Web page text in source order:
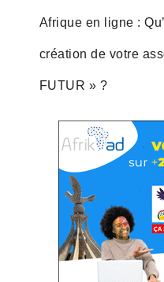
Afrique en ligne :
création de votre
FUTUR » ?